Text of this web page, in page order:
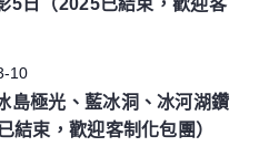
5日（2025已結束，歡迎客
10
島極光、藍冰洞、冰河湖鑽
結束，歡迎客制化包團）